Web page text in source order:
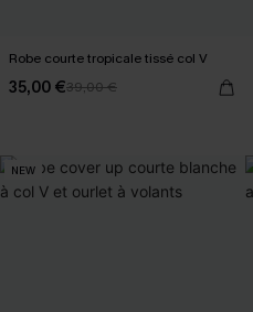
Robe courte tropicale tissé col V
35,00 €39,00 €
NEW